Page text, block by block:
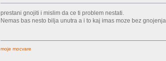
prestani gnojiti i mislim da ce ti problem nestati.
Nemas bas nesto bilja unutra a i to kaj imas moze bez gnojenja.
moje mocvare